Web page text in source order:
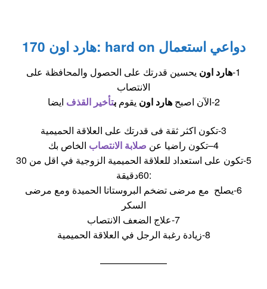
دواعي استعمال hard on :هارد اون 170
1- هارد اون يحسين قدرتك على الحصول والمحافظة على
الانتصاب
2-الآن اصبح
هارد اون يقومبتأخير القذف ايضا
3-تكون اكثر ثقة فى قدرتك على العلاقة الحميمية
4–تكون راضيا عن
صلابة الانتصاب الخاص بك
5-تكون على استعداد للعلاقة الحميمية الزوجية في اقل من 30
:60دقيقة
6-يصلح مع مرضى تضخم البروستاتا الحميدة ومع مرضى
السكر
7-علاج الضعف الانتصاب
8-زيادة رغبة الرجل في العلاقة الحميمية
———————